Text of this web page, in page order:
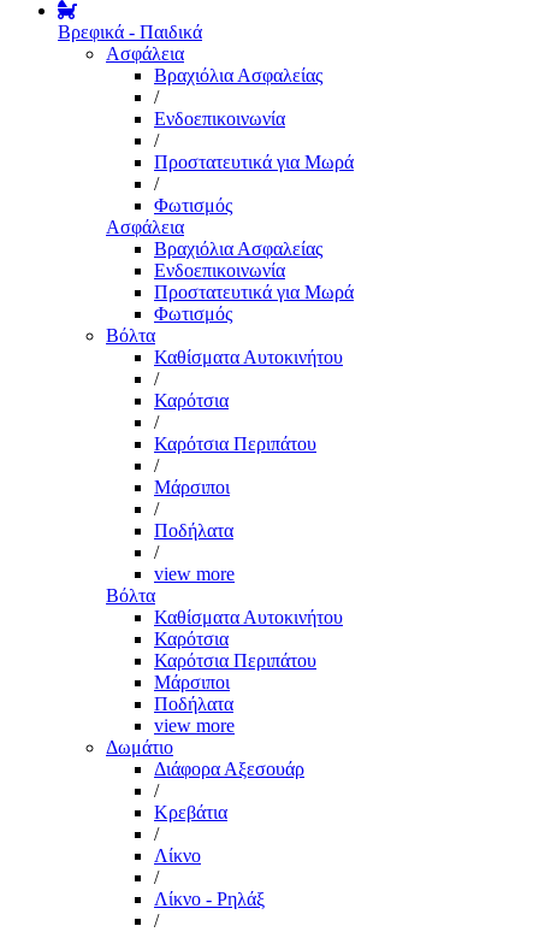
Βρεφικά - Παιδικά
Ασφάλεια
Βραχιόλια Ασφαλείας
/
Ενδοεπικοινωνία
/
Προστατευτικά για Μωρά
/
Φωτισμός
Ασφάλεια
Βραχιόλια Ασφαλείας
Ενδοεπικοινωνία
Προστατευτικά για Μωρά
Φωτισμός
Βόλτα
Καθίσματα Αυτοκινήτου
/
Καρότσια
/
Καρότσια Περιπάτου
/
Μάρσιποι
/
Ποδήλατα
/
view more
Βόλτα
Καθίσματα Αυτοκινήτου
Καρότσια
Καρότσια Περιπάτου
Μάρσιποι
Ποδήλατα
view more
Δωμάτιο
Διάφορα Αξεσουάρ
/
Κρεβάτια
/
Λίκνο
/
Λίκνο - Ρηλάξ
/